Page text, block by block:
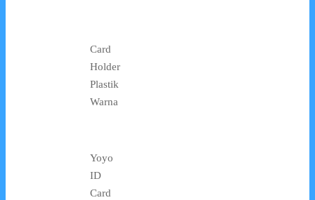
Card
Holder
Plastik
Warna
Yoyo
ID
Card